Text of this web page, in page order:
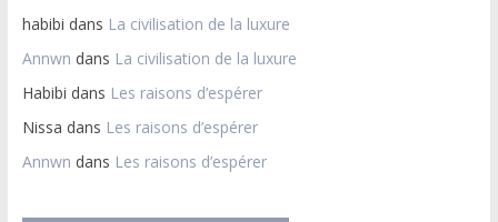
habibi dans La civilisation de la luxure
Annwn dans La civilisation de la luxure
Habibi dans Les raisons d’espérer
Nissa dans Les raisons d’espérer
Annwn dans Les raisons d’espérer